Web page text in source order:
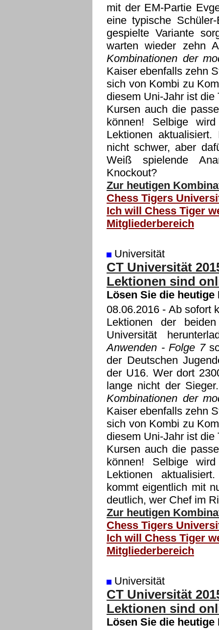
mit der EM-Partie
eine typische
gespielte Variante
warten wieder zehn
Kombinationen der
Kaiser ebenfalls zehn
sich von Kombi zu
diesem Uni-Jahr ist
Kursen auch die
können! Selbige
Lektionen
nicht schwer, aber
Weiß spielende
Knockout?
Zur heutigen
Chess Tigers
Ich will Chess Tiger
Mitgliederbereich
Universität
CT Universität
Lektionen sind
Lösen Sie die
08.06.2016 - Ab sofort
Lektionen der
Universität
Anwenden - Folge 7
der Deutschen
der U16. Wer dort
lange nicht der
Kombinationen der
Kaiser ebenfalls zehn
sich von Kombi zu
diesem Uni-Jahr ist
Kursen auch die
können! Selbige
Lektionen
kommt eigentlich mit
deutlich, wer Chef im
Zur heutigen
Chess Tigers
Ich will Chess Tiger
Mitgliederbereich
Universität
CT Universität
Lektionen sind
Lösen Sie die